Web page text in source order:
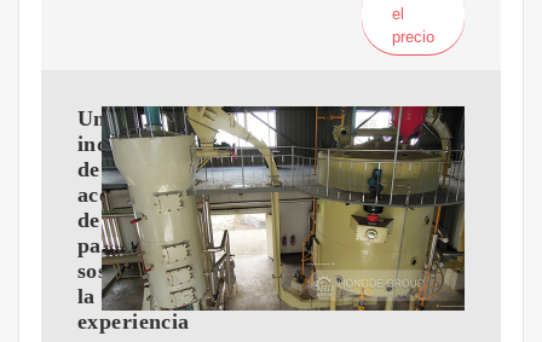
el
precio
Una
industria
de
aceite
de
palma
sostenible:
la
experiencia